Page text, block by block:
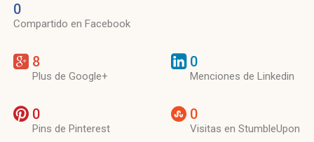
0
Compartido en Facebook
8
Plus de Google+
0
Menciones de Linkedin
0
Pins de Pinterest
0
Visitas en StumbleUpon